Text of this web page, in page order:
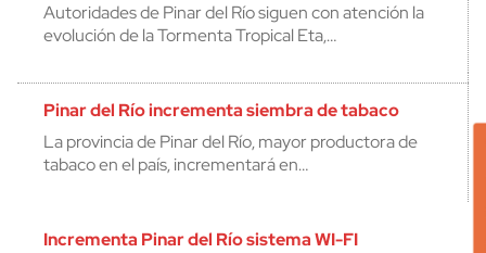
Autoridades de Pinar del Río siguen con atención la
evolución de la Tormenta Tropical Eta,…
Pinar del Río incrementa siembra de tabaco
La provincia de Pinar del Río, mayor productora de
tabaco en el país, incrementará en…
Incrementa Pinar del Río sistema WI-FI